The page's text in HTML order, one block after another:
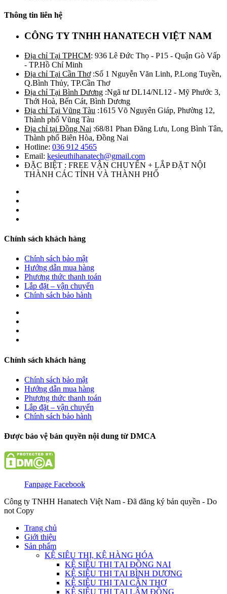
Thông tin liên hệ
CÔNG TY TNHH HANATECH VIỆT NAM
Địa chỉ Tại TPHCM: 936 Lê Đức Thọ - P15 - Quận Gò Vấp
- TP.Hồ Chí Minh
Địa chỉ Tại Cần Thơ:Số 1 Nguyễn Văn Linh, P.Long Tuyền,
Q.Bình Thủy, TP.Cần Thơ
Địa chỉ Tại Bình Dương :Ngã tư DL14/NL12 - Mỹ Phước 3,
Thới Hoà, Bến Cát, Bình Dương
Địa chỉ Tại Vũng Tàu :1615 Võ Nguyên Giáp, Phường 12,
Thành phố Vũng Tàu
Địa chỉ tại Đồng Nai :68/81 Phan Đăng Lưu, Long Bình Tân,
Thành phố Biên Hòa, Đồng Nai
Hotline: 036 912 4565
Email: kesieuthihanatech@gmail.com
ĐẶC BIỆT : FREE VẬN CHUYỂN + LẮP ĐẶT NỘI
THÀNH CÁC TỈNH VÀ THÀNH PHỐ
Chính sách khách hàng
Chính sách bảo mật
Hướng dẫn mua hàng
Phương thức thanh toán
Lắp đặt – vận chuyển
Chính sách bảo hành
Chính sách khách hàng
Chính sách bảo mật
Hướng dẫn mua hàng
Phương thức thanh toán
Lắp đặt – vận chuyển
Chính sách bảo hành
Được bảo vệ bản quyền nội dung từ DMCA
Fanpage Facebook
Công ty TNHH Hanatech Việt Nam - Đã đăng ký bản quyền - Do
not Copy
Trang chủ
Giới thiệu
Sản phẩm
KỆ SIÊU THỊ, KỆ HÀNG HÓA
KỆ SIÊU THỊ TẠI ĐỒNG NAI
KỆ SIÊU THỊ TẠI BÌNH DƯƠNG
KỆ SIÊU THỊ TẠI CẦN THƠ
KỆ SIÊU THỊ TẠI LÂM ĐỒNG